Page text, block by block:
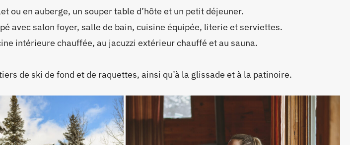
ou en auberge, un souper table d’hôte et un petit déjeuner.
avec salon foyer, salle de bain, cuisine équipée, literie et serviettes.
intérieure chauffée, au jacuzzi extérieur chauffé et au sauna.
de ski de fond et de raquettes, ainsi qu’à la glissade et à la patinoire.